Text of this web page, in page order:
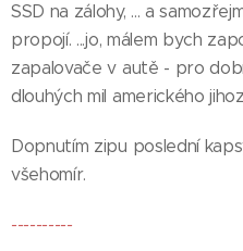
SSD na zálohy, ... a
propojí. ...jo, málem bych
zapalovače v autě - pro
dlouhých mil amerického
Dopnutím zipu poslední
všehomír.
----------